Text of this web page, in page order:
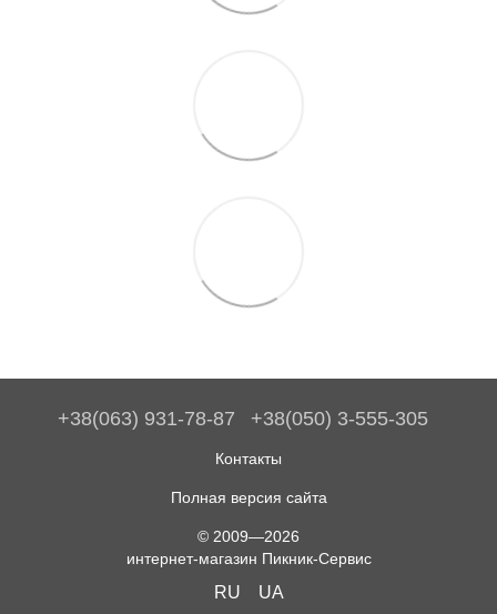
+38(063) 931-78-87 +38(050) 3-555-305
Контакты
Полная версия сайта
© 2009—2026
интернет-магазин Пикник-Сервис
RU UA